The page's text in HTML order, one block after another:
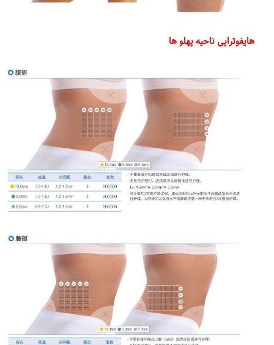
هایفوتراپی ناحیه پهلو ها